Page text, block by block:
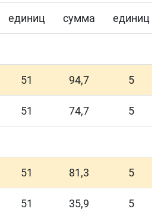
единиц сумма единиц
51 94,7 5
51 74,7 5
51 81,3 5
51 35,9 5